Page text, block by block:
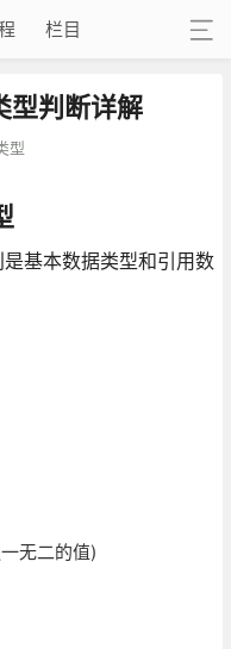
栏目
判断详解
型
基本数据类型和引用数
无二的值)